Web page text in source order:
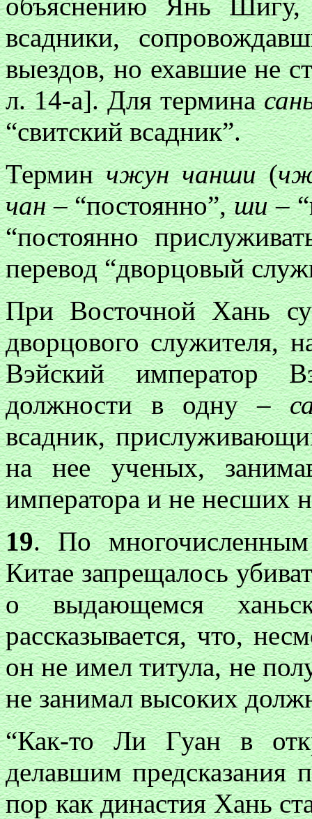
всадники,
выездов, но ехавшие не
л. 14-а]. Для термина
“свитский всадник”.
Терминчжун чанши(
чан– “постоянно”,ши–
“постоянно
перевод “дворцовый
При Восточной Хань
дворцового служителя,
Вэйский император
должности в одну –
всадник,
на нее ученых,
императора и не несших
19. По многочисленным
Китае запрещалось
о выдающемся
рассказывается, что,
он не имел титула, не
не занимал высоких
“Как-то Ли Гуан в
делавшим предсказания
пор как династия Хань